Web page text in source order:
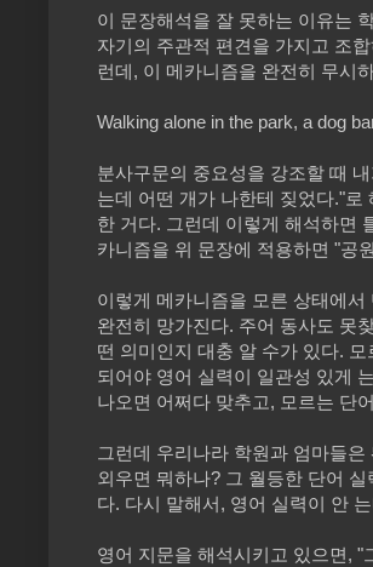
이 문장해석을 잘 못하는 이유는
자기의 주관적 편견을 가지고 조
런데, 이 메카니즘을 완전히 무시
Walking alone in the park, a dog
분사구문의 중요성을 강조할 때
는데 어떤 개가 나한테 짖었다."
한 거다. 그런데 이렇게 해석하면
카니즘을 위 문장에 적용하면 "공
이렇게 메카니즘을 모른 상태에
완전히 망가진다. 주어 동사도 못
떤 의미인지 대충 알 수가 있다.
되어야 영어 실력이 일관성 있게
나오면 어쩌다 맞추고, 모르는 단
그런데 우리나라 학원과 엄마들
외우면 뭐하나? 그 월등한 단어
다. 다시 말해서, 영어 실력이 안
영어 지문을 해석시키고 있으면,